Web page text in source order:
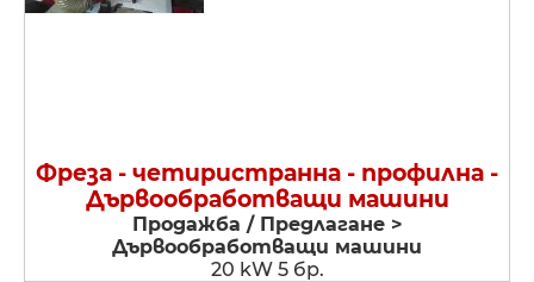
Фреза - четиристранна - профилна -
Дървообработващи машини
Продажба / Предлагане >
Дървообработващи машини
20 kW 5 бр.